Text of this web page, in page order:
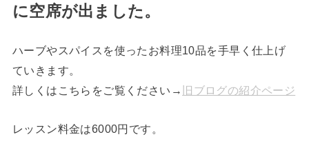
に空席が出ました。
ハーブやスパイスを使ったお料理10品を手早く仕上げ
ていきます。
詳しくはこちらをご覧ください→ 旧ブログの紹介ページ
レッスン料金は6000円です。